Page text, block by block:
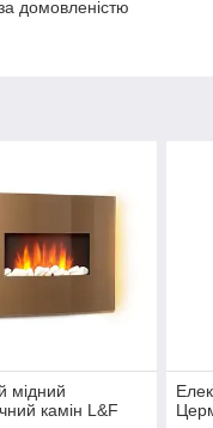
домовленістю
мідний
камін L&F